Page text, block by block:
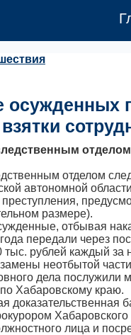
осужденных
отделом
отделом
автономной
размере).
отбывая
передали через
рублей каждый за
неотбытой
дела послужили
Хабаровскому краю.
доказательственная
лица и